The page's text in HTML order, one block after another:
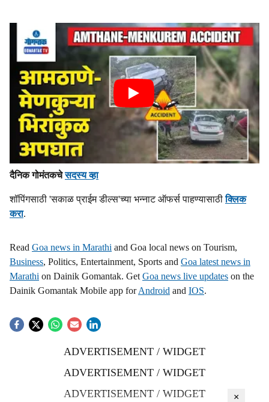
दैनिक गोमंतकचेसदस्य व्हा
शॉपिंगसाठी 'सकाळ प्राईम डील्स'च्या भन्नाट ऑफर्स पाहण्यासाठीक्लिक
करा.
Read Goa news in Marathi and Goa local news on Tourism,
Business, Politics, Entertainment, Sports and Goa latest news in
Marathi on Dainik Gomantak. Get Goa news live updates on the
Dainik Gomantak Mobile app forAndroid and IOS.
ADVERTISEMENT / WIDGET
ADVERTISEMENT / WIDGET
ADVERTISEMENT / WIDGET
×